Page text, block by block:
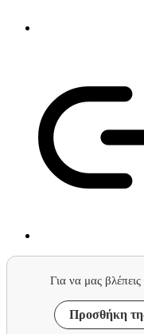
Για να μας
Προσθήκη